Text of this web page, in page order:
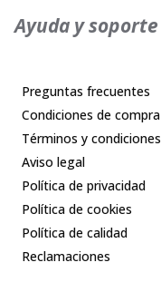
Ayuda y soporte
Preguntas frecuentes
Condiciones de compra
Términos y condiciones
Aviso legal
Política de privacidad
Política de cookies
Política de calidad
Reclamaciones